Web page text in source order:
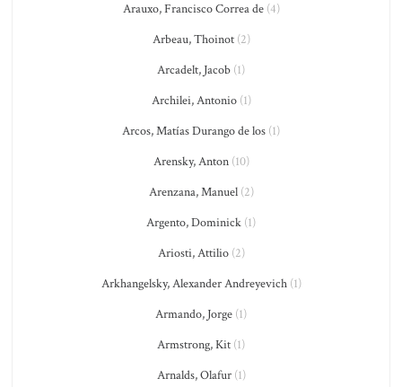
Arauxo, Francisco Correa de(4)
Arbeau, Thoinot(2)
Arcadelt, Jacob (1)
Archilei, Antonio(1)
Arcos, Matías Durango de los (1)
Arensky, Anton(10)
Arenzana, Manuel(2)
Argento, Dominick (1)
Ariosti, Attilio(2)
Arkhangelsky, Alexander Andreyevich(1)
Armando, Jorge (1)
Armstrong, Kit (1)
Arnalds, Olafur(1)